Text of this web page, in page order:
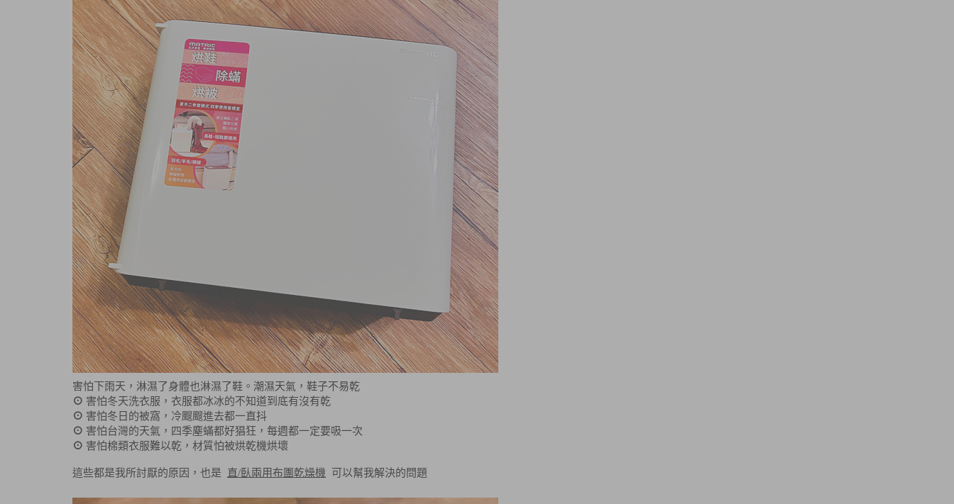
害怕下雨天，淋濕了身體也淋濕了鞋。潮濕天氣，鞋子不易乾
⊙ 害怕冬天洗衣服，衣服都冰冰的不知道到底有沒有乾
⊙ 害怕冬日的被窩，冷颼颼進去都一直抖
⊙ 害怕台灣的天氣，四季塵蟎都好猖狂，每週都一定要吸一次
⊙ 害怕棉類衣服難以乾，材質怕被烘乾機烘壞
這些都是我所討厭的原因，也是 直/臥兩用布團乾燥機 可以幫我解決的問題